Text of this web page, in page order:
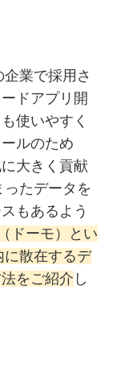
業で採用さ
ドアプリ開
使いやすく
ルのため
大きく貢献
ったデータを
もあるよう
ドーモ）とい
に散在するデ
をご紹介 し